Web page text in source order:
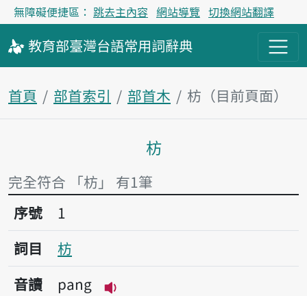
無障礙便捷區： 跳去主內容 網站導覽 切換網站翻譯
教育部臺灣台語常用詞辭典
首頁 部首索引 部首木 枋（目前頁面）
主內容區塊
枋
完全符合 「枋」 有1筆
序號1枋
序號
1
詞目
枋
音讀
pang